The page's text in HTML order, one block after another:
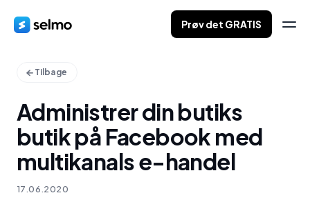
Prøv det GRATIS
Tilbage
Administrer din butiks
butik på Facebook med
multikanals e-handel
17.06.2020